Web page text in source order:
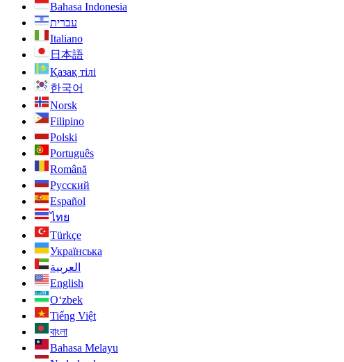
Bahasa Indonesia
עברית
Italiano
日本語
Қазақ тілі
한국어
Norsk
Filipino
Polski
Português
Română
Русский
Español
ไทย
Türkçe
Українська
العربية
English
O‘zbek
Tiếng Việt
বাংলা
Bahasa Melayu